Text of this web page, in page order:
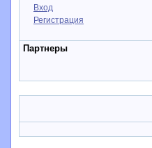
Вход
Регистрация
Партнеры